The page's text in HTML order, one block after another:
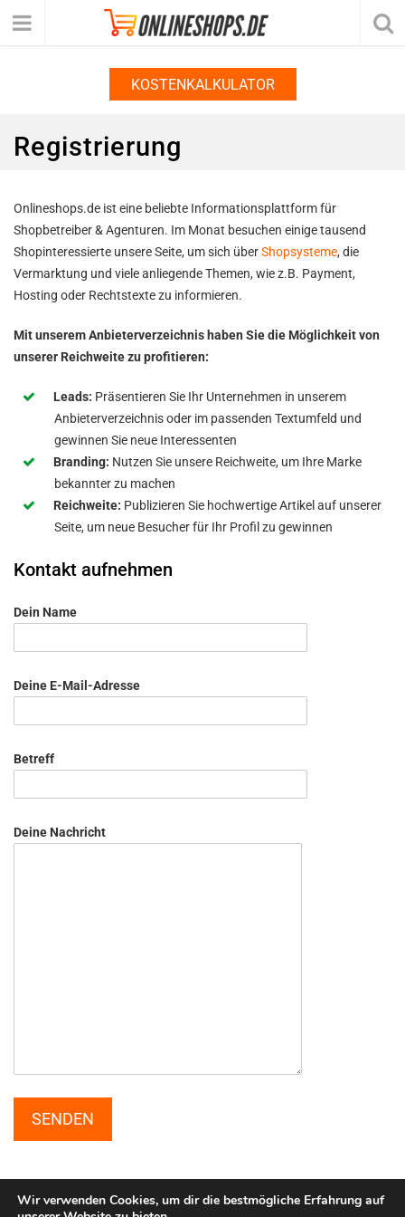
KOSTENKALKULATOR
Registrierung
Onlineshops.de ist eine beliebte Informationsplattform für
Shopbetreiber & Agenturen. Im Monat besuchen einige tausend
Shopinteressierte unsere Seite, um sich überShopsysteme, die
Vermarktung und viele anliegende Themen, wie z.B. Payment,
Hosting oder Rechtstexte zu informieren.
Mit unserem Anbieterverzeichnis haben Sie die Möglichkeit von
unserer Reichweite zu profitieren:
Leads: Präsentieren Sie Ihr Unternehmen in unserem
Anbieterverzeichnis oder im passenden Textumfeld und
gewinnen Sie neue Interessenten
Branding: Nutzen Sie unsere Reichweite, um Ihre Marke
bekannter zu machen
Reichweite: Publizieren Sie hochwertige Artikel auf unserer
Seite, um neue Besucher für Ihr Profil zu gewinnen
Kontakt aufnehmen
Dein Name
Deine E-Mail-Adresse
Betreff
Deine Nachricht
Wir verwenden Cookies, um dir die bestmögliche Erfahrung auf